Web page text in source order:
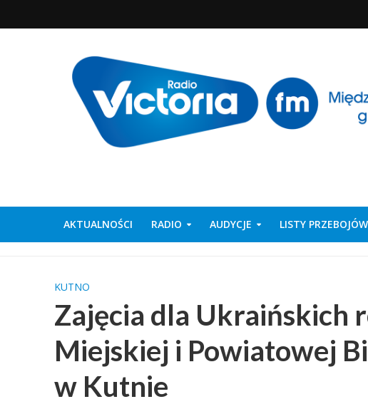
AKTUALNOŚCI RADIO AUDYCJE LISTY PRZEBOJÓW
KUTNO
Zajęcia dla Ukraińskich
Miejskiej i Powiatowej
w Kutnie